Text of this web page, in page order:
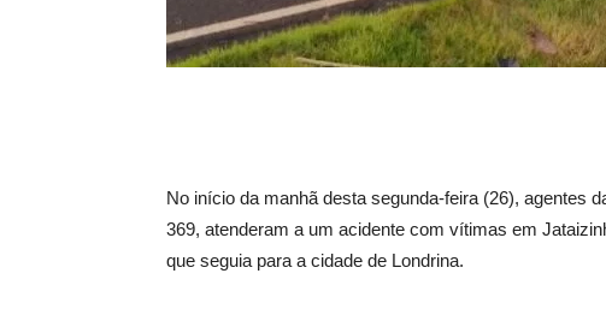
No início da manhã desta segunda-feira (26), agentes
369, atenderam a um acidente com vítimas em
que seguia para a cidade de Londrina.